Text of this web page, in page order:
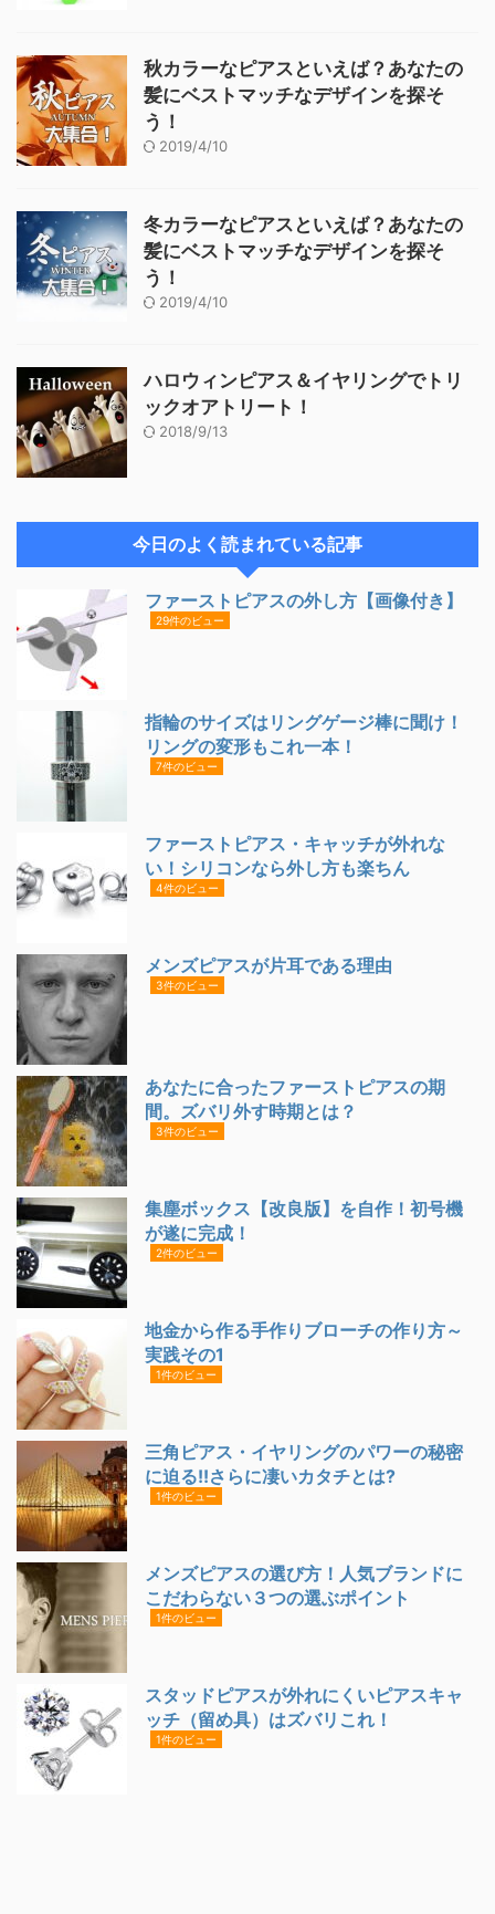
秋カラーなピアスといえば？あなたの
髪にベストマッチなデザインを探そ
う！
2019/4/10
冬カラーなピアスといえば？あなたの
髪にベストマッチなデザインを探そ
う！
2019/4/10
ハロウィンピアス＆イヤリングでトリ
ックオアトリート！
2018/9/13
今日のよく読まれている記事
ファーストピアスの外し方【画像付き】
29件のビュー
指輪のサイズはリングゲージ棒に聞け！
リングの変形もこれ一本！
7件のビュー
ファーストピアス・キャッチが外れな
い！シリコンなら外し方も楽ちん
4件のビュー
メンズピアスが片耳である理由
3件のビュー
あなたに合ったファーストピアスの期
間。ズバリ外す時期とは？
3件のビュー
集塵ボックス【改良版】を自作！初号機
が遂に完成！
2件のビュー
地金から作る手作りブローチの作り方～
実践その1
1件のビュー
三角ピアス・イヤリングのパワーの秘密
に迫る!!さらに凄いカタチとは?
1件のビュー
メンズピアスの選び方！人気ブランドに
こだわらない３つの選ぶポイント
1件のビュー
スタッドピアスが外れにくいピアスキャ
ッチ（留め具）はズバリこれ！
1件のビュー